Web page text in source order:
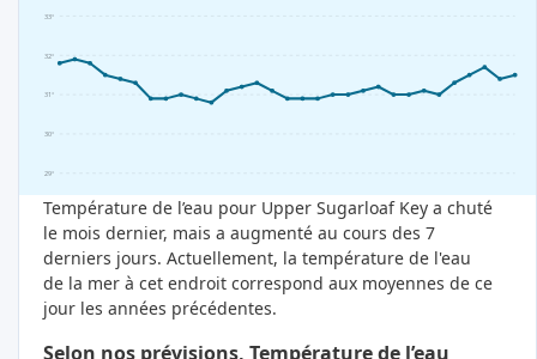
29°
30°
31°
32°
33°
Température de l’eau pour Upper Sugarloaf Key a chuté
le mois dernier, mais a augmenté au cours des 7
derniers jours. Actuellement, la température de l'eau
de la mer à cet endroit correspond aux moyennes de ce
jour les années précédentes.
Selon nos prévisions, Température de l’eau